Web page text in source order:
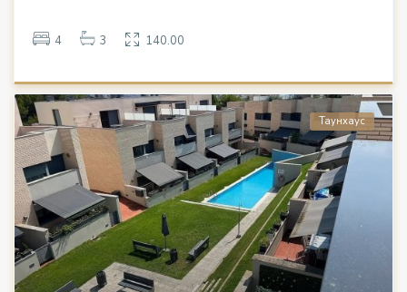
4 3 140.00
Таунхаус